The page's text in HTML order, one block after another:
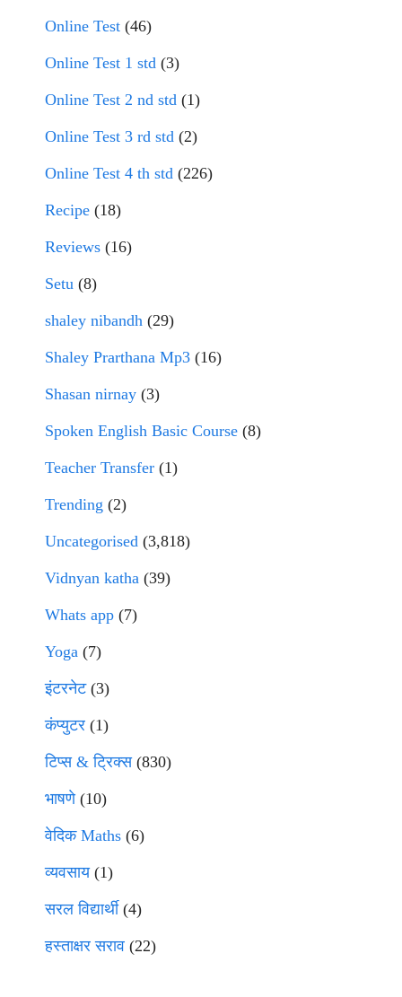
Online Test (46)
Online Test 1 std (3)
Online Test 2 nd std (1)
Online Test 3 rd std (2)
Online Test 4 th std (226)
Recipe (18)
Reviews (16)
Setu (8)
shaley nibandh (29)
Shaley Prarthana Mp3 (16)
Shasan nirnay (3)
Spoken English Basic Course (8)
Teacher Transfer (1)
Trending (2)
Uncategorised (3,818)
Vidnyan katha (39)
Whats app (7)
Yoga (7)
इंटरनेट(3)
कंप्युटर (1)
टिप्स & ट्रिक्स(830)
भाषणे(10)
वेदिक Maths (6)
व्यवसाय(1)
सरल विद्यार्थी(4)
हस्ताक्षर सराव (22)